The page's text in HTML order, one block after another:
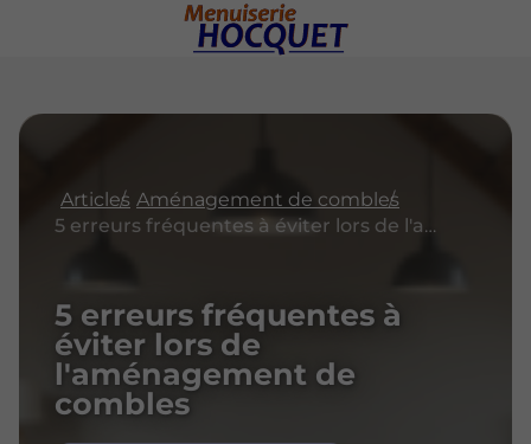
Articles Aménagement de combles
5 erreurs fréquentes à éviter lors de l'aménagement de combles
5 erreurs fréquentes à
éviter lors de
l'aménagement de
combles